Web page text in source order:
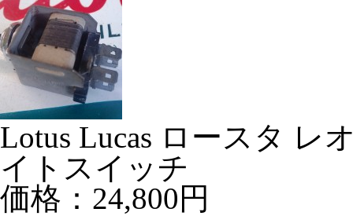
Lotus Lucas ロースタ レ
イトスイッチ
価格：24,800円